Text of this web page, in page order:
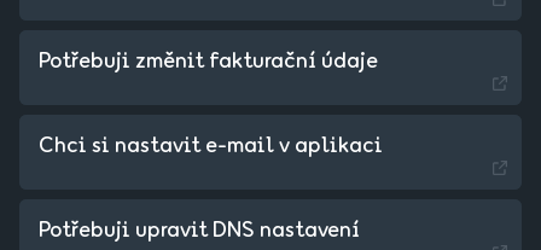
Potřebuji změnit fakturační údaje
Chci si nastavit e-mail v aplikaci
Potřebuji upravit DNS nastavení